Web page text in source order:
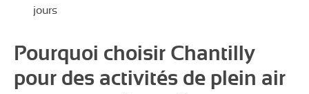
jours
Pourquoi choisir Chantilly
pour des activités de plein air